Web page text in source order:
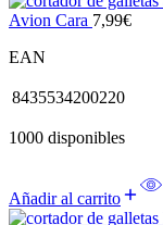
Avion Cara 7,99€
EAN
8435534200220
1000 disponibles
Añadir al carrito